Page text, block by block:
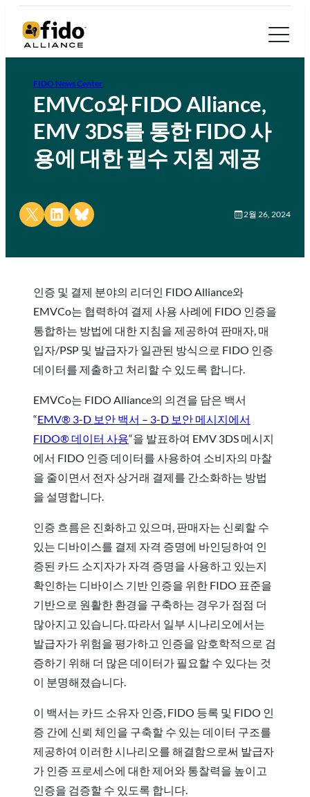
FIDO News Center
EMVCo와 FIDO Alliance,
EMV 3DS를 통한 FIDO 사
용에 대한 필수 지침 제공
Share on X Share on LinkedIn
Share on Bluesky 2월 26, 2024
인증 및 결제 분야의 리더인 FIDO Alliance와
EMVCo는 협력하여 결제 사용 사례에 FIDO 인증을
통합하는 방법에 대한 지침을 제공하여 판매자, 매
입자/PSP 및 발급자가 일관된 방식으로 FIDO 인증
데이터를 제출하고 처리할 수 있도록 합니다.
EMVCo는 FIDO Alliance의 의견을 담은 백서
“EMV® 3-D 보안 백서 – 3-D 보안 메시지에서
FIDO® 데이터 사용“을 발표하여 EMV 3DS 메시지
에서 FIDO 인증 데이터를 사용하여 소비자의 마찰
을 줄이면서 전자 상거래 결제를 간소화하는 방법
을 설명합니다.
인증 흐름은 진화하고 있으며, 판매자는 신뢰할 수
있는 디바이스를 결제 자격 증명에 바인딩하여 인
증된 카드 소지자가 자격 증명을 사용하고 있는지
확인하는 디바이스 기반 인증을 위한 FIDO 표준을
기반으로 원활한 환경을 구축하는 경우가 점점 더
많아지고 있습니다. 따라서 일부 시나리오에서는
발급자가 위험을 평가하고 인증을 암호학적으로 검
증하기 위해 더 많은 데이터가 필요할 수 있다는 것
이 분명해졌습니다.
이 백서는 카드 소유자 인증, FIDO 등록 및 FIDO 인
증 간에 신뢰 체인을 구축할 수 있는 데이터 구조를
제공하여 이러한 시나리오를 해결함으로써 발급자
가 인증 프로세스에 대한 제어와 통찰력을 높이고
인증을 검증할 수 있도록 합니다.